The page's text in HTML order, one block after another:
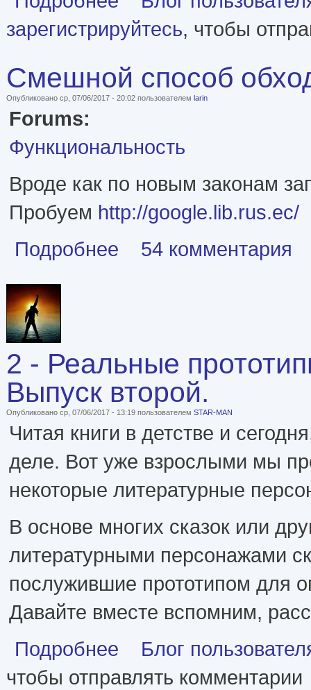
зарегистрируйтесь, чтобы
Смешной способ
Опубликовано ср, 07/06/2017 - 20:02 пользователем larin
Forums:
Функциональность
Вроде как по новым законам
Пробуем http://google.lib.rus.ec/
Подробнее о Смешной способ обхода блокировки РКН
54 комментария
2 - Реальные
Выпуск второй.
Опубликовано ср, 07/06/2017 - 13:19 пользователем STAR-MAN
Читая книги в детстве и
деле. Вот уже взрослыми мы
некоторые литературные
В основе многих сказок или
литературными персонажами
послужившие прототипом для
Давайте вместе вспомним,
Подробнее о 2 - Реальные прототипы сказочных и
Блог
чтобы отправлять комментарии